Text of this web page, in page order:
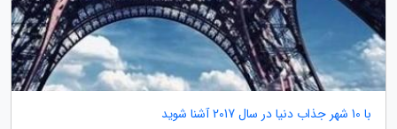
با 10 شهر جذاب دنیا در سال 2017 آشنا شوید